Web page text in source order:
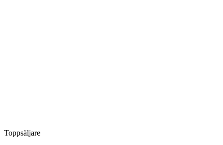
Toppsäljare